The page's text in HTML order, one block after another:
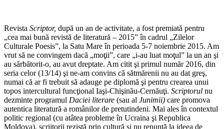
Revista Scriptor, după un an de activitate, a fost premiată pentru
„cea mai bună revistă de literatură – 2015” în cadrul „Zilelor
Culturale Poesis”, la Satu Mare în perioada 5-7 noiembrie 2015. Am
vrut să ne convingem dacă „moţii”, care „i-au luat moţul” la un an şi
au sărbătorit-o, au avut dreptate. Am citit şi primul număr 2016, din
seria celor (13/14) şi ne-am convins că sătmărenii nu au dat greş,
numai că ar fi trebuit să adauge pe diplomă şi pentru crearea unui
topos intercultural funcţional Iaşi-Chişinău-Cernăuţi. Scriptorul nu
dezminte programul Daciei literare (sau al Junimii) care promova
autentica literatură a românilor de pretutindeni. Mai ales în contextul
politic regional (cu atâtea probleme în Ucraina şi Republica
Moldova), scriitorii rezistă prin cultură şi nu renunţă la ideea de